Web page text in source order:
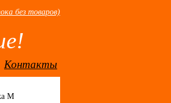
без товаров)
Контакты
M